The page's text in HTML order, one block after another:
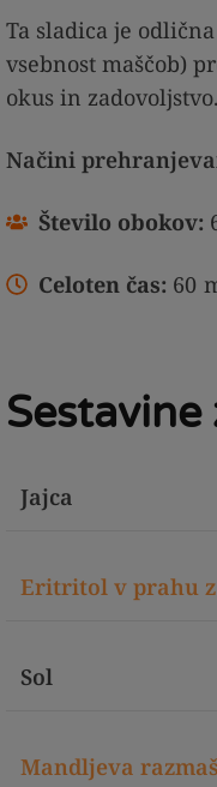
Ta sladica je
vsebnost maščob)
okus in
Načini
Število obokov:
Celoten čas: 60
Jajca
Eritritol v prahu z
Sol
Mandljeva